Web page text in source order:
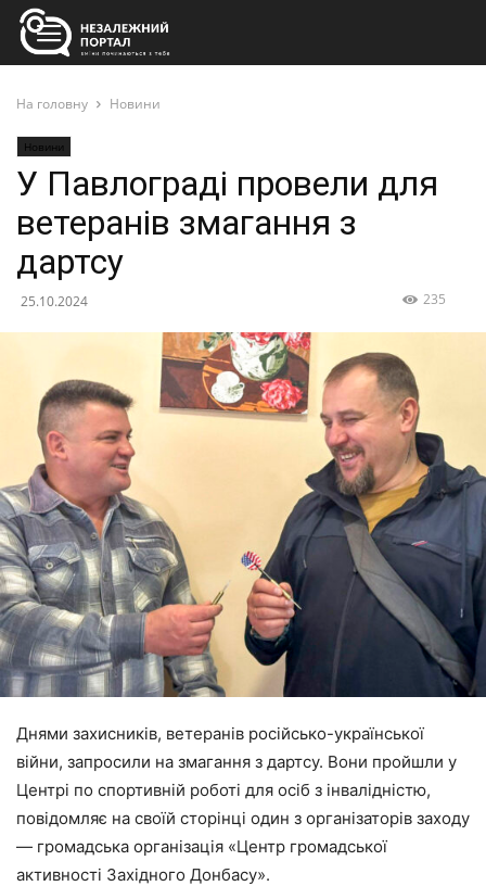
На головну Новини
Новини
У Павлограді провели для
ветеранів змагання з
дартсу
25.10.2024 235
Днями захисників, ветеранів російсько-української
війни, запросили на змагання з дартсу. Вони пройшли у
Центрі по спортивній роботі для осіб з інвалідністю,
повідомляє на своїй сторінці один з організаторів заходу
― громадська організація «Центр громадської
активності Західного Донбасу».